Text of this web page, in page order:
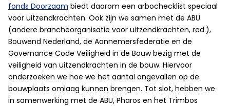
fonds Doorzaam biedt daarom een arbochecklist speciaal
voor uitzendkrachten. Ook zijn we samen met de ABU
(andere brancheorganisatie voor uitzendkrachten, red.),
Bouwend Nederland, de Aannemersfederatie en de
Governance Code Veiligheid in de Bouw bezig met de
veiligheid van uitzendkrachten in de bouw. Hiervoor
onderzoeken we hoe we het aantal ongevallen op de
bouwplaats omlaag kunnen brengen. Tot slot, hebben we
in samenwerking met de ABU, Pharos en het Trimbos